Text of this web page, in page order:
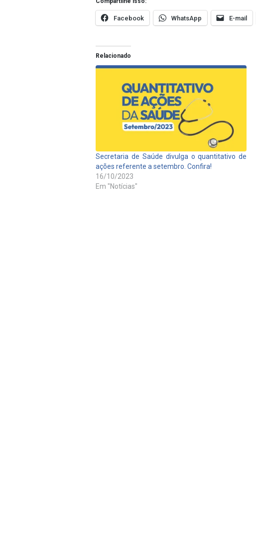
Facebook WhatsApp E-mail
Relacionado
Secretaria de Saúde divulga o quantitativo de
ações referente a setembro. Confira!
16/10/2023
Em "Notícias"